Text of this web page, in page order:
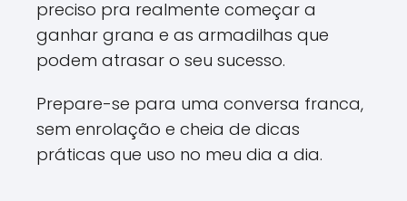
preciso pra realmente começar a
ganhar grana e as armadilhas que
podem atrasar o seu sucesso.
Prepare-se para uma conversa franca,
sem enrolação e cheia de dicas
práticas que uso no meu dia a dia.